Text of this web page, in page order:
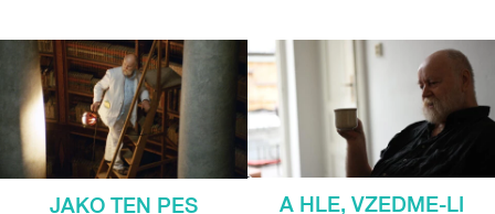
JAKO TEN PES
A HLE, VZEDME-LI